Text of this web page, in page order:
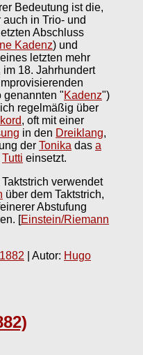
Bedeutung ist die,
in Trio- und
Abschluss
Kadenz) und
letzten mehr
18. Jahrhundert
genannten "Kadenz")
regelmäßig über
, oft mit einer
in den Dreiklang,
der Tonika das a
Tutti einsetzt.
verwendet
über dem Taktstrich,
Abstufung
[Einstein/Riemann
| Autor: Hugo